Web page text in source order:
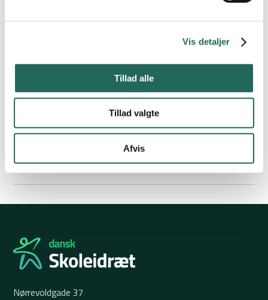
Vis detaljer
Tillad alle
Tillad valgte
Afvis
indbydende og legende design.
Hvis du oplever døde links, en funktion der fejler, eller noget
helt tredje, så giv os et praj, så vi kan rette det. Send os en
mail påweb@skoleidraet.dk– på forhånd tak for hjælpen!
Del artikel
Nørrevoldgade 37